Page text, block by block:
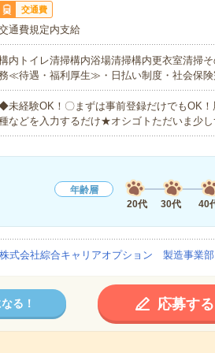
交通費
通費規定内支給
内トイレ清掃構内浴場清掃構内更衣室清掃
≪待遇・福利厚生≫・日払い制度・社会保
未経験OK！〇まずは事前登録だけでもOK
などを入力するだけ★オシゴトただいま少
年齢層
20代
30代 40
株式会社綜合キャリアオプション 製造事業部
る！ 応募する